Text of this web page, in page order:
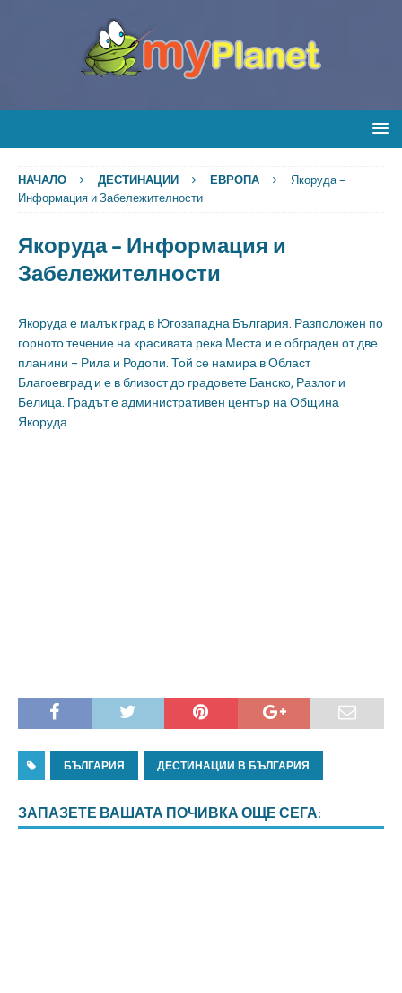
НАЧАЛО ДЕСТИНАЦИИ ЕВРОПА
Якоруда –
Информация и Забележителности
Якоруда – Информация и
Забележителности
Якоруда е малък град в Югозападна България. Разположен по
горното течение на красивата река Места и е обграден от две
планини – Рила и Родопи. Той се намира в Област
Благоевград и е в близост до градовете Банско, Разлог и
Белица. Градът е административен център на Община
Якоруда.
БЪЛГАРИЯ ДЕСТИНАЦИИ В БЪЛГАРИЯ
ЗАПАЗЕТЕ ВАШАТА ПОЧИВКА ОЩЕ СЕГА: